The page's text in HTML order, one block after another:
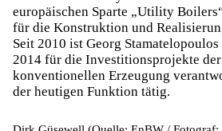
europäischen Sparte „Utility
für die Konstruktion und
Seit 2010 ist Georg
2014 für die Investitionsprojekte
konventionellen Erzeugung
der heutigen Funktion tätig.